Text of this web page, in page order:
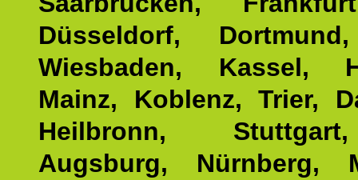
Düsseldorf,
Wiesbaden, Kassel,
Mainz, Koblenz, Trier,
Heilbronn,
Augsburg, Nürnberg,